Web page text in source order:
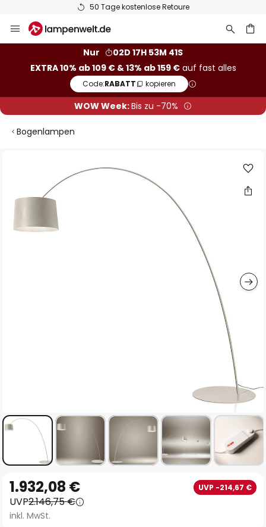
50 Tage kostenlose Retoure
Inhalt
Nur
02D 17H 53M 40S
EXTRA 10% ab 109 € & 13% ab 159 €auf fast alles
Code:RABATT kopieren
WOW Week:Bis zu -70%
Bogenlampen
Bildgalerie
springen
Anfang
der
Bildgalerie
1.932,08 € UVP -214,67 €
UVP2.146,75 €
inkl. MwSt.